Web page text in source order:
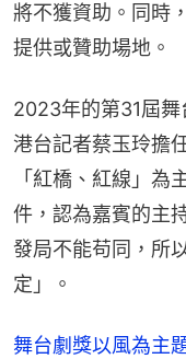
將不獲資助。同時
提供或贊助場地。
2023年的第31屆
港台記者蔡玉玲擔
「紅橋、紅線」為
件，認為嘉賓的主
發局不能苟同，所
定」。
舞台劇獎以風為主